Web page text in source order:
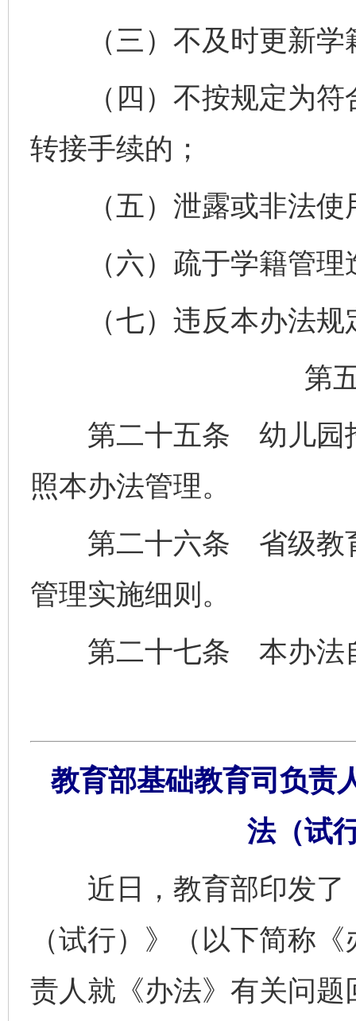
（三）不及时更新学
（四）不按规定为符
转接手续的；
（五）泄露或非法使
（六）疏于学籍管理
（七）违反本办法规
第
第二十五条 幼儿园
照本办法管理。
第二十六条 省级教育
管理实施细则。
第二十七条 本办法
教育部基础教育司负责
法（试
近日，教育部印发了
（试行）》（以下简称
责人就《办法》有关问